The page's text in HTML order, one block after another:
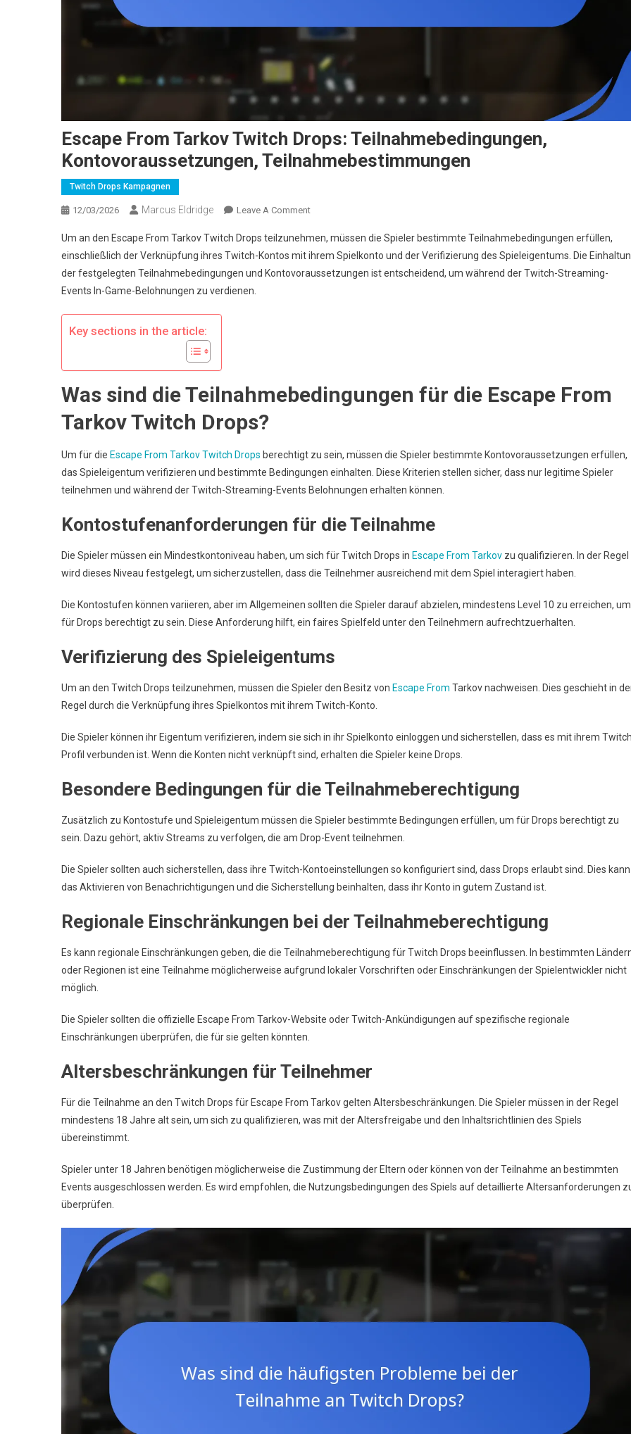
Escape From Tarkov Twitch Drops: Teilnahmebedingungen,
Kontovoraussetzungen, Teilnahmebestimmungen
Twitch Drops Kampagnen
12/03/2026 Marcus Eldridge Leave A CommentOn
From
Tarkov
Twitch
Um an den Escape From Tarkov Twitch Drops teilzunehmen, müssen die Spieler bestimmte Teilnahmebedingungen erfüllen,
einschließlich der Verknüpfung ihres Twitch-Kontos mit ihrem Spielkonto und der Verifizierung des Spieleigentums. Die
der festgelegten Teilnahmebedingungen und Kontovoraussetzungen ist entscheidend, um während der Twitch-Streaming-
Events In-Game-Belohnungen zu verdienen.
Key sections in the article:
Was sind die Teilnahmebedingungen für die Escape From
Tarkov Twitch Drops?
Um für die Escape From Tarkov Twitch Drops berechtigt zu sein, müssen die Spieler bestimmte Kontovoraussetzungen erfüllen,
das Spieleigentum verifizieren und bestimmte Bedingungen einhalten. Diese Kriterien stellen sicher, dass nur legitime Spieler
teilnehmen und während der Twitch-Streaming-Events Belohnungen erhalten können.
Kontostufenanforderungen für die Teilnahme
Die Spieler müssen ein Mindestkontoniveau haben, um sich für Twitch Drops in Escape From Tarkov zu qualifizieren. In der Regel
wird dieses Niveau festgelegt, um sicherzustellen, dass die Teilnehmer ausreichend mit dem Spiel interagiert haben.
Die Kontostufen können variieren, aber im Allgemeinen sollten die Spieler darauf abzielen, mindestens Level 10 zu erreichen, um
für Drops berechtigt zu sein. Diese Anforderung hilft, ein faires Spielfeld unter den Teilnehmern aufrechtzuerhalten.
Verifizierung des Spieleigentums
Um an den Twitch Drops teilzunehmen, müssen die Spieler den Besitz von Escape From Tarkov nachweisen. Dies geschieht in
Regel durch die Verknüpfung ihres Spielkontos mit ihrem Twitch-Konto.
Die Spieler können ihr Eigentum verifizieren, indem sie sich in ihr Spielkonto einloggen und sicherstellen, dass es mit ihrem
Profil verbunden ist. Wenn die Konten nicht verknüpft sind, erhalten die Spieler keine Drops.
Besondere Bedingungen für die Teilnahmeberechtigung
Zusätzlich zu Kontostufe und Spieleigentum müssen die Spieler bestimmte Bedingungen erfüllen, um für Drops berechtigt zu
sein. Dazu gehört, aktiv Streams zu verfolgen, die am Drop-Event teilnehmen.
Die Spieler sollten auch sicherstellen, dass ihre Twitch-Kontoeinstellungen so konfiguriert sind, dass Drops erlaubt sind. Dies kann
das Aktivieren von Benachrichtigungen und die Sicherstellung beinhalten, dass ihr Konto in gutem Zustand ist.
Regionale Einschränkungen bei der Teilnahmeberechtigung
Es kann regionale Einschränkungen geben, die die Teilnahmeberechtigung für Twitch Drops beeinflussen. In bestimmten
oder Regionen ist eine Teilnahme möglicherweise aufgrund lokaler Vorschriften oder Einschränkungen der Spielentwickler nicht
möglich.
Die Spieler sollten die offizielle Escape From Tarkov-Website oder Twitch-Ankündigungen auf spezifische regionale
Einschränkungen überprüfen, die für sie gelten könnten.
Altersbeschränkungen für Teilnehmer
Für die Teilnahme an den Twitch Drops für Escape From Tarkov gelten Altersbeschränkungen. Die Spieler müssen in der Regel
mindestens 18 Jahre alt sein, um sich zu qualifizieren, was mit der Altersfreigabe und den Inhaltsrichtlinien des Spiels
übereinstimmt.
Spieler unter 18 Jahren benötigen möglicherweise die Zustimmung der Eltern oder können von der Teilnahme an bestimmten
Events ausgeschlossen werden. Es wird empfohlen, die Nutzungsbedingungen des Spiels auf detaillierte Altersanforderungen
überprüfen.